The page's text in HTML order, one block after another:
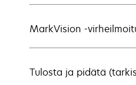
MarkVision -
Tulosta ja pidätä